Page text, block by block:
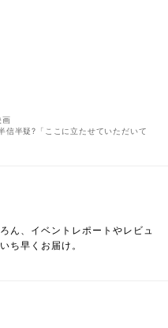
画
信半疑?「ここに立たせていただいて
ん、イベントレポートやレビュ
ち早くお届け。